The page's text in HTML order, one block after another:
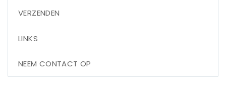
VERZENDEN
LINKS
NEEM CONTACT OP